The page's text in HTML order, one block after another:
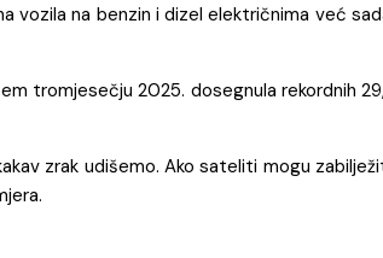
vozila na benzin i dizel električnima već
tromjesečju 2025. dosegnula rekordnih
zrak udišemo. Ako sateliti mogu